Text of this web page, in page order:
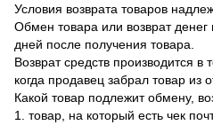
Условия возврата товаров
Обмен товара или возврат денег
дней после получения товара.
Возврат средств производится
когда продавец забрал товар из
Какой товар подлежит обмену,
1. товар, на который есть чек